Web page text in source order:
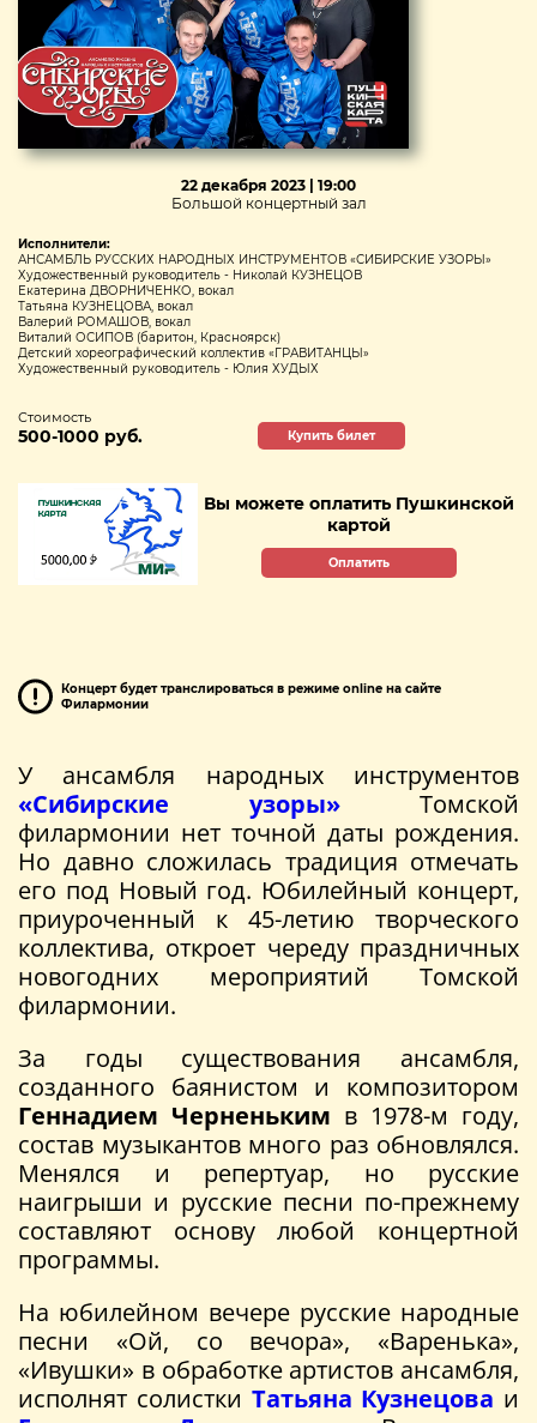
22 декабря 2023 | 19:00
Большой концертный зал
Исполнители:
АНСАМБЛЬ РУССКИХ НАРОДНЫХ ИНСТРУМЕНТОВ «СИБИРСКИЕ УЗОРЫ»
Художественный руководитель - Николай КУЗНЕЦОВ
Екатерина ДВОРНИЧЕНКО, вокал
Татьяна КУЗНЕЦОВА, вокал
Валерий РОМАШОВ, вокал
Виталий ОСИПОВ (баритон, Красноярск)
Детский хореографический коллектив «ГРАВИТАНЦЫ»
Художественный руководитель - Юлия ХУДЫХ
Стоимость
500-1000 руб. Купить билет
Вы можете оплатить Пушкинской
картой
Оплатить
Концерт будет транслироваться в режиме online на сайте
Филармонии
У ансамбля народных инструментов
«Сибирские узоры»Томской
филармонии нет точной даты рождения.
Но давно сложилась традиция отмечать
его под Новый год. Юбилейный концерт,
приуроченный к 45-летию творческого
коллектива, откроет череду праздничных
новогодних мероприятий Томской
филармонии.
За годы существования ансамбля,
созданного баянистом и композитором
Геннадием Черненьким в 1978-м году,
состав музыкантов много раз обновлялся.
Менялся и репертуар, но русские
наигрыши и русские песни по-прежнему
составляют основу любой концертной
программы.
На юбилейном вечере русские народные
песни «Ой, со вечора», «Варенька»,
«Ивушки» в обработке артистов ансамбля,
исполнят солистки Татьяна Кузнецова и